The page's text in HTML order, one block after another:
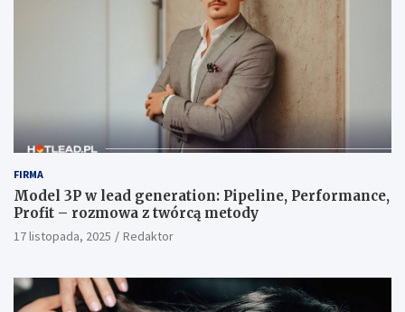
FIRMA
Model 3P w lead generation: Pipeline, Performance,
Profit – rozmowa z twórcą metody
17 listopada, 2025 Redaktor